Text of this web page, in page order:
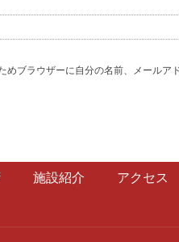
めブラウザーに自分の名前、メールア
施設紹介 アクセス